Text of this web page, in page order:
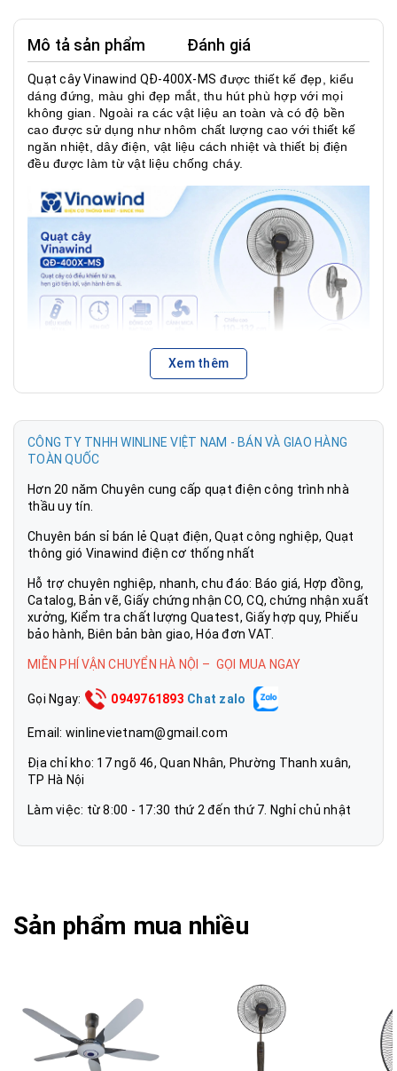
Điều khiển từ xa Có
Cấp độ gió 3 số
Chất liệu cánh Cánh mica 3 lá
Chế độ gió Gió thoảng
Công ty CP điện cơ
thống nhất Việt Nam
Bảo hành 12 tháng
Mô tả sản phẩm Đánh giá
Quạt cây Vinawind QĐ-400X-MS được thiết kế đẹp, kiểu
dáng đứng, màu ghi đẹp mắt, thu hút phù hợp với mọi
không gian. Ngoài ra các vật liệu an toàn và có độ bền
cao được sử dụng như nhôm chất lượng cao với thiết kế
ngăn nhiệt, dây điện, vật liệu cách nhiệt và thiết bị điện
đều được làm từ vật liệu chống cháy.
Quạt cây Vinawind QĐ-400X-MS
Quạt cây Vinawind QĐ-400X-MS cóđiều khiển từ xavới
nút điều khiển cảm ứng giúp thay đổi tốc độ quạt và điều
chỉnh các chức năng một cách dễ dàng mà không cần
phải di chuyển. Bảng điều khiển củaquạt cây
Vinawind được thiết kế ở mặt trước với các nút bấm và
đèn báo chế độ dễ dàng hơn cho người sử dụng.
quạt cây điện cơ Thống Nhấtcòn có chế độ
hẹn giờ tiện lợi. Ba tốc độ giúp người dùng dễ dàng chọn
lựa cho phù hợp với nhu cầu hay từng giai đoạn của giấc
Quạt cây Vinawind QĐ-400X-MS
trong gia đình, trường học, văn phòng,…
Xem thêm
CÔNG TY TNHH WINLINE VIỆT NAM - BÁN VÀ GIAO HÀNG
TOÀN QUỐC
Hơn 20 năm Chuyên cung cấp quạt điện công trình nhà
thầu uy tín.
Chuyên bán sỉ bán lẻ Quạt điện, Quạt công nghiệp, Quạt
thông gió Vinawind điện cơ thống nhất
Hỗ trợ chuyên nghiệp, nhanh, chu đáo: Báo giá, Hợp đồng,
Catalog, Bản vẽ, Giấy chứng nhận CO, CQ, chứng nhận xuất
xưởng, Kiểm tra chất lượng Quatest, Giấy hợp quy, Phiếu
bảo hành, Biên bản bàn giao, Hóa đơn VAT.
MIỄN PHÍ VẬN CHUYỂN HÀ NỘI – GỌI MUA NGAY
Gọi Ngay: 0949761893 Chat zalo
Email: winlinevietnam@gmail.com
Địa chỉ kho: 17 ngõ 46, Quan Nhân, Phường Thanh xuân,
TP Hà Nội
Làm việc: từ 8:00 - 17:30 thứ 2 đến thứ 7. Nghỉ chủ nhật
Sản phẩm mua nhiều